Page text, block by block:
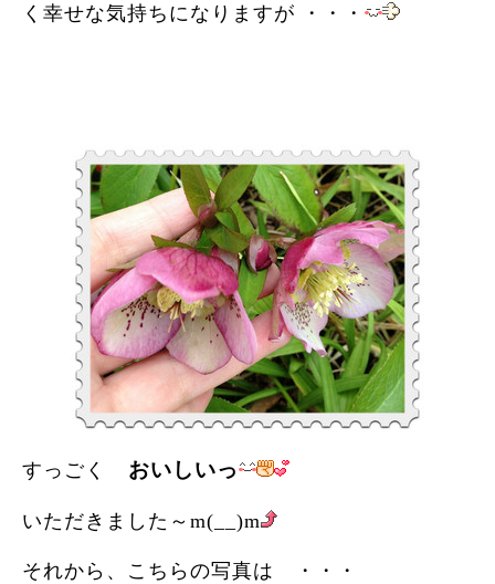
く幸せな気持ちになりますが ・・・
すっごく おいしいっ
いただきました～m(__)m
それから、こちらの写真は ・・・